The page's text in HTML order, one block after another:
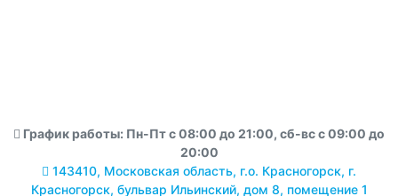
График работы: Пн-Пт с 08:00 до 21:00, сб-вс с 09:00 до
20:00
143410, Московская область, г.о. Красногорск, г.
Красногорск, бульвар Ильинский, дом 8, помещение 1